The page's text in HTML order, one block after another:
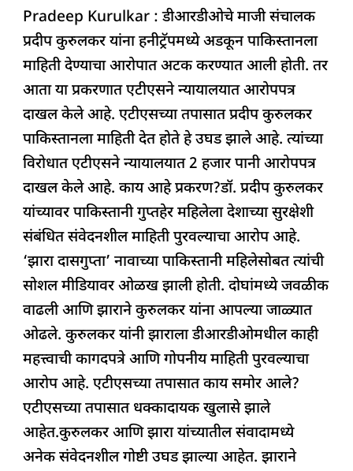
c
e
b
o
o
k
at
s
A
p
p
k
e
dI
n
re
a
d
s
e
g
ra
m
ar
e
Pradeep Kurulkar : डीआरडीओचे माजी संचालक
प्रदीप कुरुलकर यांना हनीट्रॅपमध्ये अडकून पाकिस्तानला
माहिती देण्याचा आरोपात अटक करण्यात आली होती. तर
आता या प्रकरणात एटीएसने न्यायालयात आरोपपत्र
दाखल केले आहे. एटीएसच्या तपासात प्रदीप कुरुलकर
पाकिस्तानला माहिती देत होते हे उघड झाले आहे. त्यांच्या
विरोधात एटीएसने न्यायालयात 2 हजार पानी आरोपपत्र
दाखल केले आहे. काय आहे प्रकरण?डॉ. प्रदीप कुरुलकर
यांच्यावर पाकिस्तानी गुप्तहेर महिलेला देशाच्या सुरक्षेशी
संबंधित संवेदनशील माहिती पुरवल्याचा आरोप आहे.
‘झारा दासगुप्ता’ नावाच्या पाकिस्तानी महिलेसोबत त्यांची
सोशल मीडियावर ओळख झाली होती. दोघांमध्ये जवळीक
वाढली आणि झाराने कुरुलकर यांना आपल्या जाळ्यात
ओढले. कुरुलकर यांनी झाराला डीआरडीओमधील काही
महत्त्वाची कागदपत्रे आणि गोपनीय माहिती पुरवल्याचा
आरोप आहे. एटीएसच्या तपासात काय समोर आले?
एटीएसच्या तपासात धक्कादायक खुलासे झाले
आहेत.कुरुलकर आणि झारा यांच्यातील संवादामध्ये
अनेक संवेदनशील गोष्टी उघड झाल्या आहेत. झाराने